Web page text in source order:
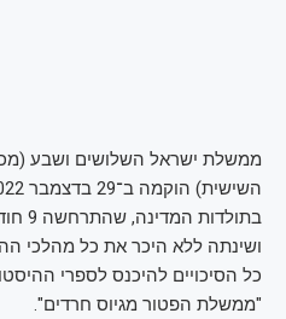
ממשלת ישראל השלושים ושבע
ושינתה ללא היכר את כל מהלכי
כל הסיכויים להיכנס לספרי
"ממשלת הפטור מגיוס חרדים".